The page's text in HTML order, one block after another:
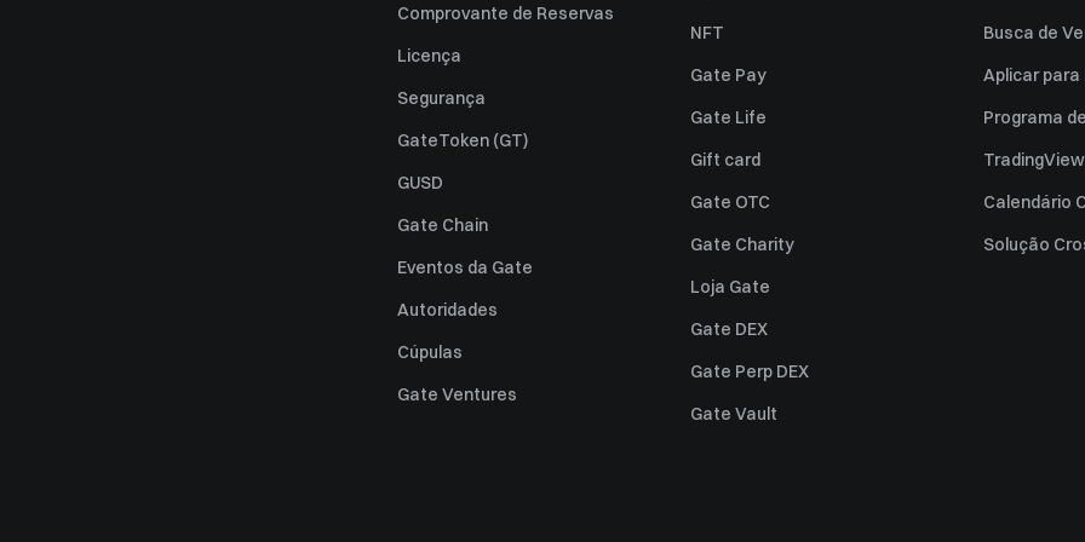
Comprovante de Reservas
Licença
Segurança
GateToken (GT)
GUSD
Gate Chain
Eventos da Gate
Autoridades
Cúpulas
Gate Ventures
NFT
Gate Pay
Gate Life
Gift card
Gate OTC
Gate Charity
Loja Gate
Gate DEX
Gate Perp DEX
Gate Vault
Busca de
Aplicar para
Programa
TradingView
Calendário
Solução